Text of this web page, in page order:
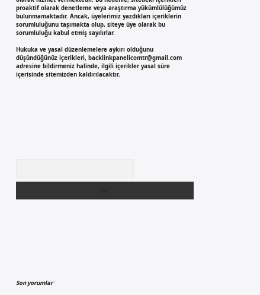
proaktif olarak denetleme veya araştırma yükümlülüğümüz
bulunmamaktadır. Ancak, üyelerimiz yazdıkları içeriklerin
sorumluluğunu taşımakta olup, siteye üye olarak bu
sorumluluğu kabul etmiş sayılırlar.
Hukuka ve yasal düzenlemelere aykırı olduğunu
düşündüğünüz içerikleri, backlinkpanelicomtr@gmail.com
adresine bildirmeniz halinde, ilgili içerikler yasal süre
içerisinde sitemizden kaldırılacaktır.
Son yorumlar